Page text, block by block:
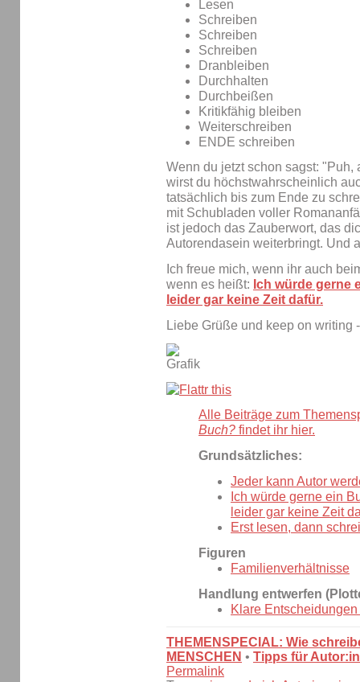
Lesen
Schreiben
Schreiben
Schreiben
Dranbleiben
Durchhalten
Durchbeißen
Kritikfähig bleiben
Weiterschreiben
ENDE schreiben
Wenn du jetzt schon sagst:
wirst du höchstwahrscheinlich
tatsächlich bis zum Ende zu
mit Schubladen voller
ist jedoch das Zauberwort, das
Autorendasein weiterbringt. Und
Ich freue mich, wenn ihr auch
wenn es heißt: Ich würde gerne
leider gar keine Zeit dafür.
Liebe Grüße und keep on writing -
Alle Beiträge zum
Buch? findet ihr hier.
Grundsätzliches:
Jeder kann Autor
Ich würde gerne ein
leider gar keine Zeit
Erst lesen, dann
Figuren
Familienverhältnisse
Handlung entwerfen
Klare Entscheidungen
THEMENSPECIAL: Wie
MENSCHEN • Tipps für
Permalink